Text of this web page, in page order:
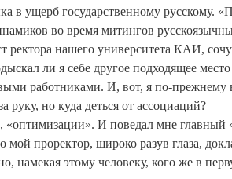
в ущерб государственному русскому.
во время митингов
нашего университета КАИ,
ли я себе другое подходящее
работниками. И, вот, я по-
руку, но куда деться от ассоциаций?
И поведал мне главный
проректор, широко разув глаза,
намекая этому человеку, кого же в